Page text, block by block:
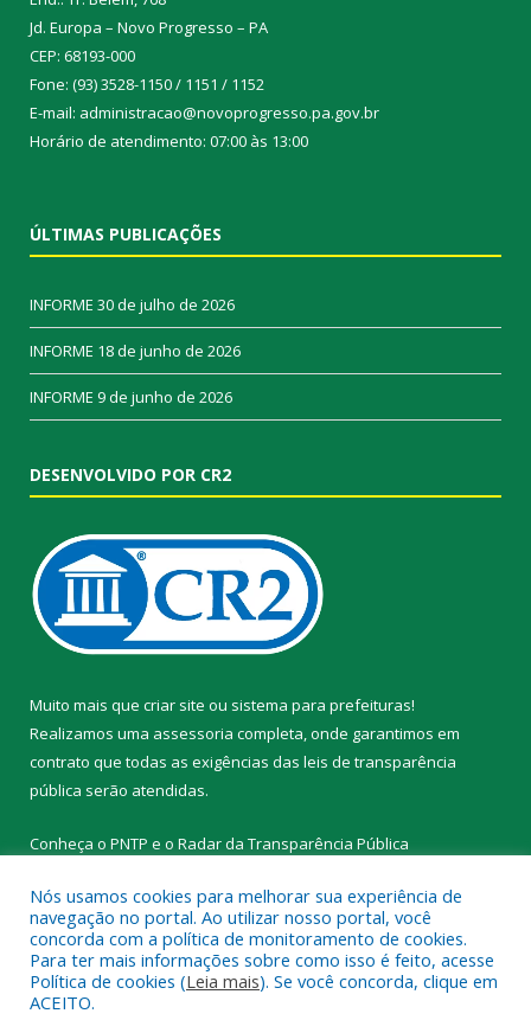
Jd. Europa – Novo Progresso – PA
CEP: 68193-000
Fone: (93) 3528-1150 / 1151 / 1152
E-mail: administracao@novoprogresso.pa.gov.br
Horário de atendimento: 07:00 às 13:00
ÚLTIMAS PUBLICAÇÕES
INFORME 30 de julho de 2026
INFORME 18 de junho de 2026
INFORME 9 de junho de 2026
DESENVOLVIDO POR CR2
Muito mais que criar site ou sistema para prefeituras!
Realizamos uma assessoria completa, onde garantimos em
contrato que todas as exigências das leis de transparência
pública serão atendidas.
Conheça o PNTP e o Radar da Transparência Pública
Todos os direitos reservados a Prefeitura Municipal de Novo
Progresso.
Nós usamos cookies para melhorar sua experiência de
navegação no portal. Ao utilizar nosso portal, você
concorda com a política de monitoramento de cookies.
Para ter mais informações sobre como isso é feito, acesse
Política de cookies (Leia mais). Se você concorda, clique em
ACEITO.